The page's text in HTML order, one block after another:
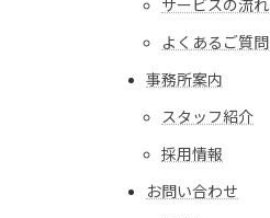
サービスの流れ
よくあるご質問
事務所案内
スタッフ紹介
採用情報
お問い合わせ